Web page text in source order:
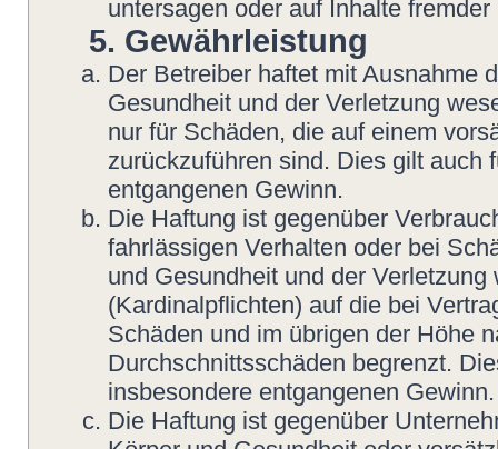
untersagen oder auf Inhalte
5. Gewährleistung
Der Betreiber haftet mit Ausnahme
Gesundheit und der Verletzung
nur für Schäden, die auf einem
zurückzuführen sind. Dies gilt auch
entgangenen Gewinn.
Die Haftung ist gegenüber
fahrlässigen Verhalten oder bei
und Gesundheit und der
(Kardinalpflichten) auf die bei
Schäden und im übrigen der Höhe
Durchschnittsschäden begrenzt.
insbesondere entgangenen Gewinn.
Die Haftung ist gegenüber